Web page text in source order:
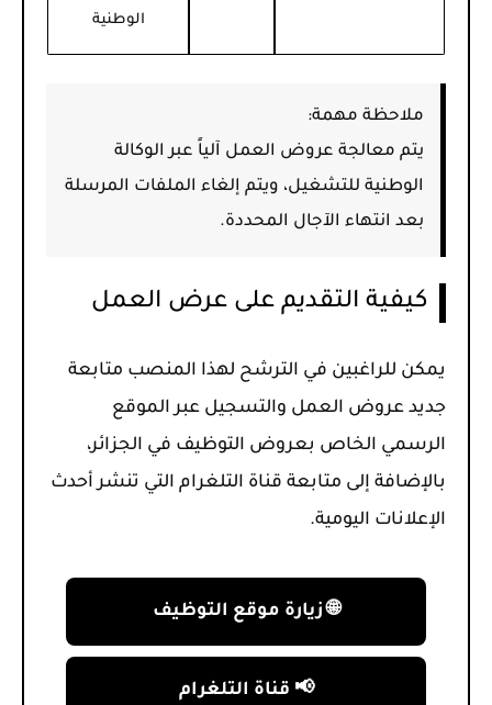
الوطنية
ملاحظة مهمة:
يتم معالجة عروض العمل آلياً عبر الوكالة
الوطنية للتشغيل، ويتم إلغاء الملفات المرسلة
بعد انتهاء الآجال المحددة.
كيفية التقديم على عرض العمل
يمكن للراغبين في الترشح لهذا المنصب متابعة
جديد عروض العمل والتسجيل عبر الموقع
الرسمي الخاص بعروض التوظيف في الجزائر،
بالإضافة إلى متابعة قناة التلغرام التي تنشر أحدث
الإعلانات اليومية.
🌐 زيارة موقع التوظيف
📢 قناة التلغرام